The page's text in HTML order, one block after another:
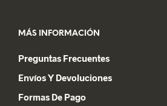
MÁS INFORMACIÓN
Preguntas Frecuentes
Envíos Y Devoluciones
Formas De Pago